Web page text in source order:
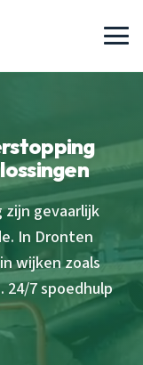
gevaarlijk
In Dronten
wijken zoals
24/7 spoedhulp